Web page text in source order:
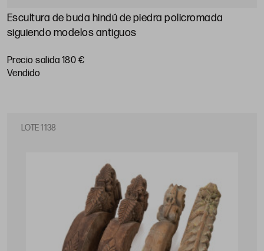
Escultura de buda hindú de piedra policromada
siguiendo modelos antiguos
Precio salida 180 €
vendido
LOTE 1138